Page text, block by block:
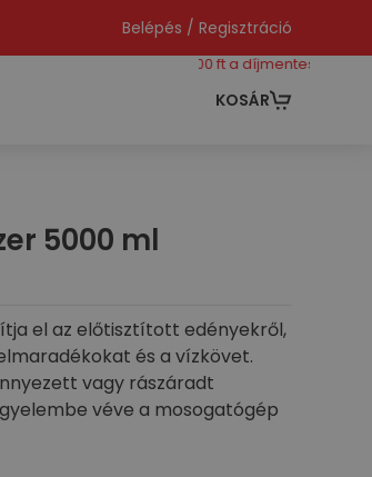
Belépés / Regisztráció
KOSÁR
még 40000 ft a díjmentes szállításhoz
5000 ml
el az előtisztított edényekről,
és a vízkövet.
vagy rászáradt
véve a mosogatógép
érdekében használja